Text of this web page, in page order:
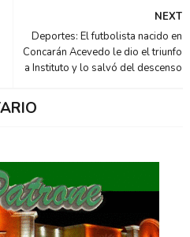
NEXT
Deportes: El futbolista nacido en
Concarán Acevedo le dio el triunfo
a Instituto y lo salvó del descenso